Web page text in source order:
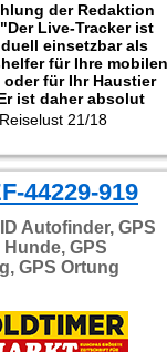
der Redaktion
Live-Tracker ist
einsetzbar als
für Ihre mobilen
oder für Ihr Haustier
ist daher absolut
für alle, die
wo Ihre Lieblinge
sind."
wurde NX-4437
Reiselust 21/18
44229-919
Autofinder, GPS
GPS
GPS Ortung